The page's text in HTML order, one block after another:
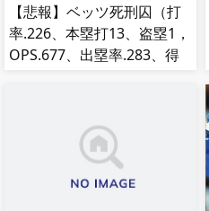
【悲報】ベッツ死刑囚（打
率.226、本塁打13、盗塁1，
OPS.677、出塁率.283、得